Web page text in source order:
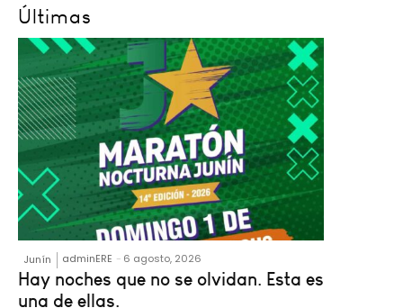
Últimas
Junín adminERE - 6 agosto, 2026
Hay noches que no se olvidan. Esta es
una de ellas.